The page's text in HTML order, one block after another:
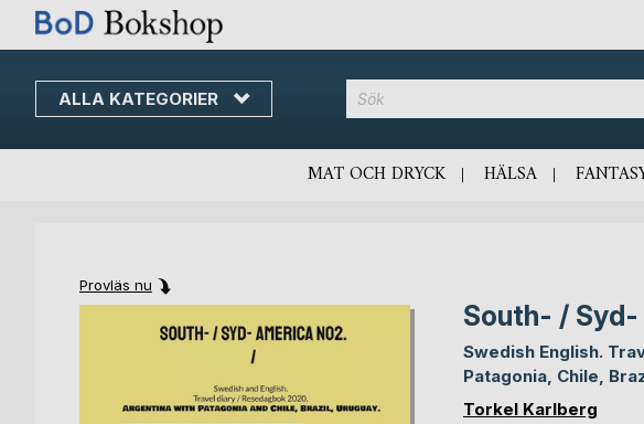
ALLA KATEGORIER
MAT OCH DRYCK HÄLSA
Provläs nu
South- / Syd-
Swedish English.
Patagonia, Chile,
Torkel Karlberg